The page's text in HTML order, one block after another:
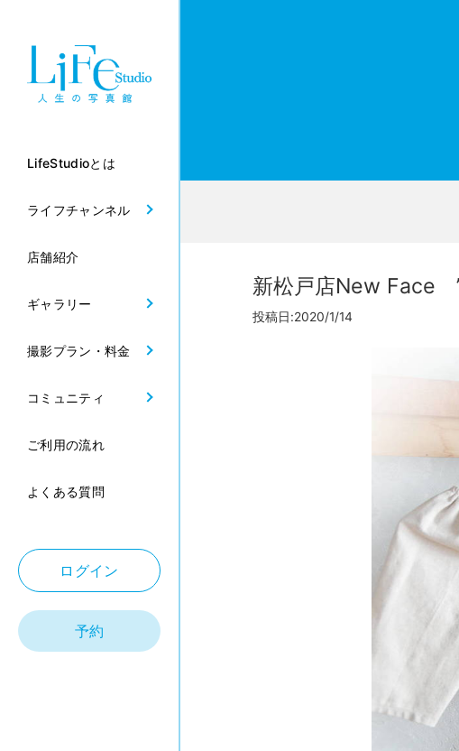
LifeStudioとは
ライフチャンネル
店舗紹介
ギャラリー
撮影プラン・料金
コミュニティ
ご利用の流れ
よくある質問
ログイン
予約
新松戸店New Face
投稿日:2020/1/14